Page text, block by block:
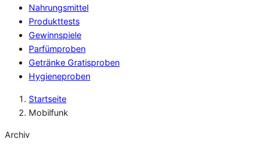
Nahrungsmittel
Produkttests
Gewinnspiele
Parfümproben
Getränke Gratisproben
Hygieneproben
Startseite
Mobilfunk
Archiv